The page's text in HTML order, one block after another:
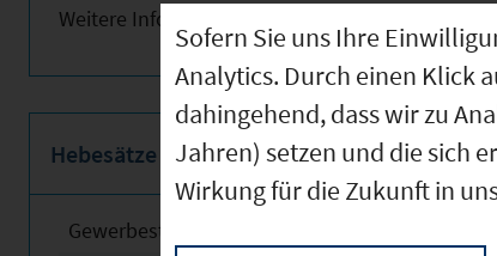
Weitere Informationen finden Sie nebenstehend!
Hebesätze
Gewerbesteuerhebesatz
Sofern Sie uns Ihre
Analytics. Durch einen Klick
dahingehend, dass wir zu
Jahren) setzen und die sich
Wirkung für die Zukunft in